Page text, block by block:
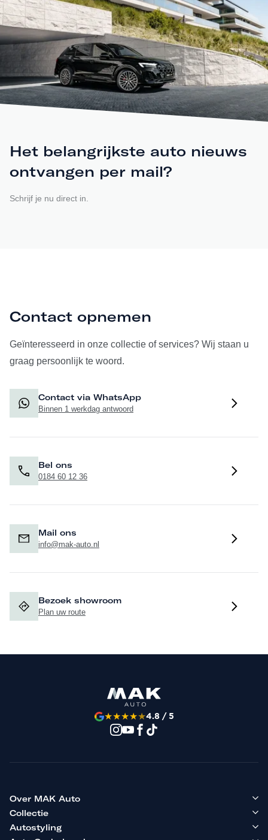
Het belangrijkste auto nieuws
ontvangen per mail?
Schrijf je nu direct in.
Contact opnemen
Geïnteresseerd in onze collectie of services? Wij staan u
graag persoonlijk te woord.
Contact via WhatsApp
Binnen 1 werkdag antwoord
Bel ons
0184 60 12 36
Mail ons
info@mak-auto.nl
Bezoek showroom
Plan uw route
★★★★★4.8 / 5
Over MAK Auto
Collectie
Autostyling